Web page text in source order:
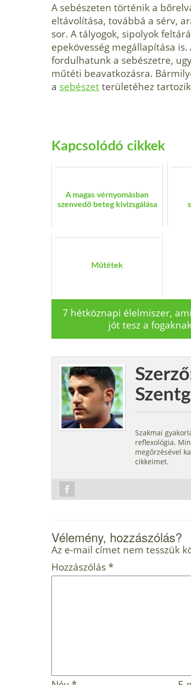
A sebészeten történik a
eltávolítása, továbbá a sérv,
sor. A tályogok, sipolyok
epekövesség megállapítása
fordulhatunk a sebészetre,
műtéti beavatkozásra.
a sebészetterületéhez
Kapcsolódó cikkek
A magas vérnyomásban
szenvedő beteg kivizsgálása
Műtétek
7 hétköznapi élelmiszer, ami
jót tesz a
Szakmai
reflexológia.
megőrzésével
cikkeimet.
Vélemény, hozzászólás?
Az e-mail címet nem tesszük
Hozzászólás *